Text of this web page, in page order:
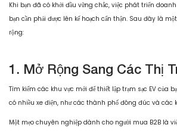
Khi bạn đã có khởi đầu vững chắc, việc phát triển
bạn cần phải được lên kế hoạch cẩn thận. Sau đây là
rộng:
1. Mở Rộng Sang Các Thị
Tìm kiếm các khu vực mới để thiết lập trạm sạc EV của
có nhiều xe điện, như các thành phố đông đúc và các
Một mẹo chuyên nghiệp dành cho người mua B2B là